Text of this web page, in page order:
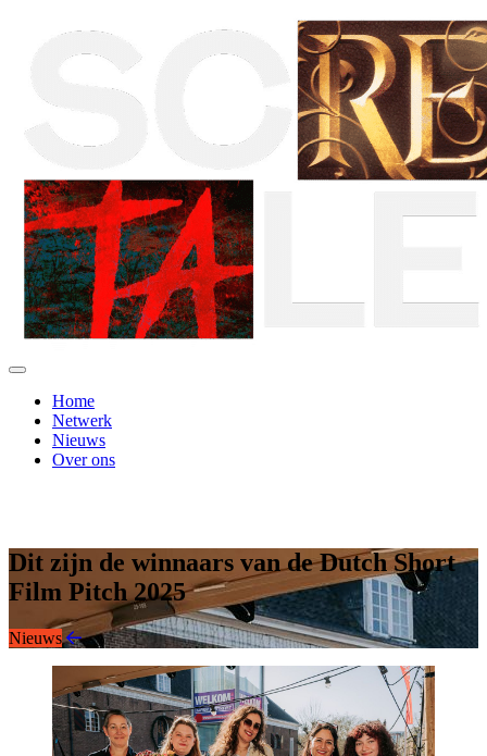
Home
Netwerk
Nieuws
Over ons
Dit zijn de winnaars van de Dutch Short
Film Pitch 2025
Nieuws